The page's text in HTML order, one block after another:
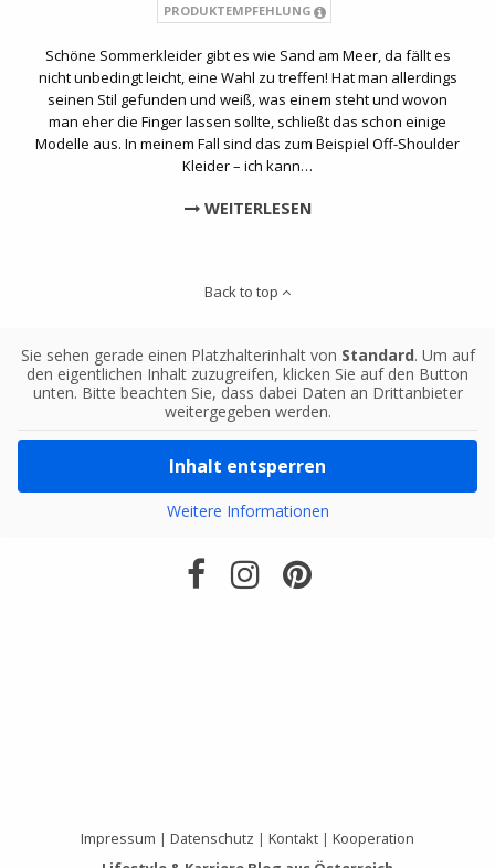
PRODUKTEMPFEHLUNG
Schöne Sommerkleider gibt es wie Sand am Meer, da fällt es
nicht unbedingt leicht, eine Wahl zu treffen! Hat man allerdings
seinen Stil gefunden und weiß, was einem steht und wovon
man eher die Finger lassen sollte, schließt das schon einige
Modelle aus. In meinem Fall sind das zum Beispiel Off-Shoulder
Kleider – ich kann…
WEITERLESEN
Back to top
Sie sehen gerade einen Platzhalterinhalt von Standard. Um auf
den eigentlichen Inhalt zuzugreifen, klicken Sie auf den Button
unten. Bitte beachten Sie, dass dabei Daten an Drittanbieter
weitergegeben werden.
Inhalt entsperren
Weitere Informationen
Impressum | Datenschutz | Kontakt | Kooperation